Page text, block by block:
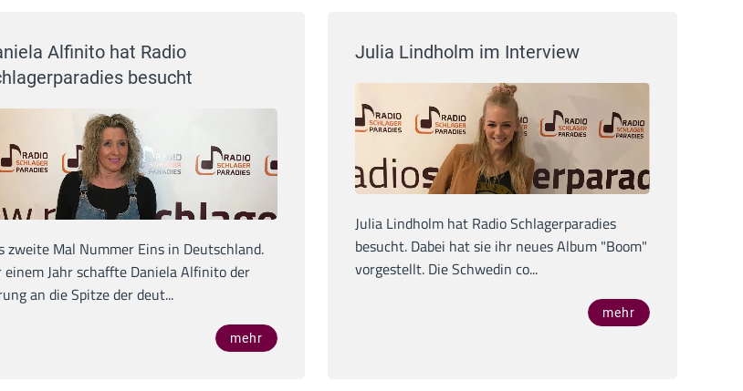
Alfinito hat Radio
besucht
zweite Mal Nummer Eins in Deutschland.
einem Jahr schaffte Daniela Alfinito der
an die Spitze der deut...
mehr
Julia Lindholm im Interview
Julia Lindholm hat Radio Schlagerparadies
besucht. Dabei hat sie ihr neues Album "Boom"
vorgestellt. Die Schwedin co...
mehr